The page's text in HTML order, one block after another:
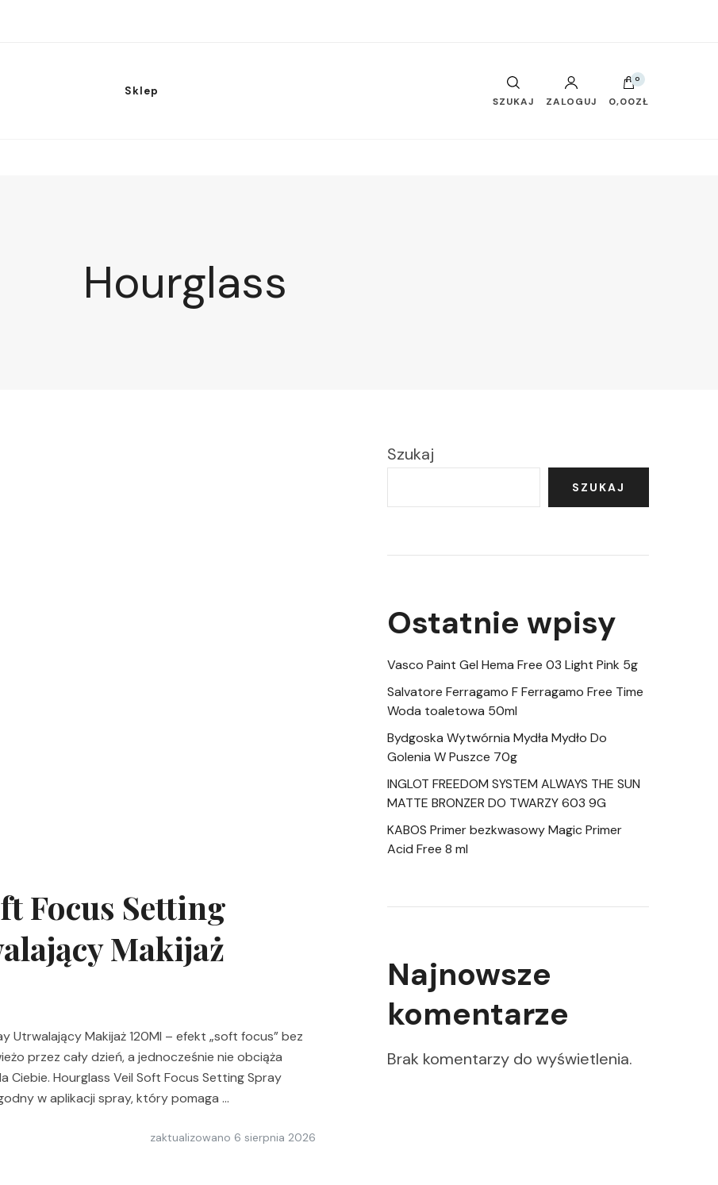
Sklep
SZUKAJ ZALOGUJ
0
0,00ZŁ
Hourglass
Focus Setting
Makijaż
Utrwalający Makijaż 120Ml – efekt „soft focus” bez
przez cały dzień, a jednocześnie nie obciąża
Hourglass Veil Soft Focus Setting Spray
w aplikacji spray, który pomaga …
zaktualizowano 6 sierpnia 2026
Szukaj
SZUKAJ
Ostatnie wpisy
Vasco Paint Gel Hema Free 03 Light Pink 5g
Salvatore Ferragamo F Ferragamo Free Time
Woda toaletowa 50ml
Bydgoska Wytwórnia Mydła Mydło Do
Golenia W Puszce 70g
INGLOT FREEDOM SYSTEM ALWAYS THE SUN
MATTE BRONZER DO TWARZY 603 9G
KABOS Primer bezkwasowy Magic Primer
Acid Free 8 ml
Najnowsze
komentarze
Brak komentarzy do wyświetlenia.